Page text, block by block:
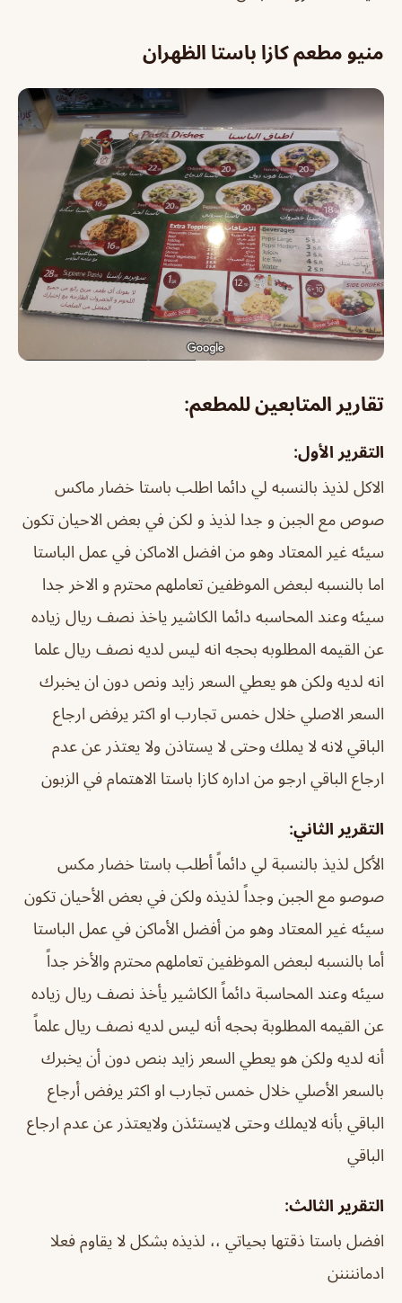
منيو مطعم كازا باستا الظهران
تقارير المتابعين للمطعم:
التقرير الأول:
الاكل لذيذ بالنسبه لي دائما اطلب باستا خضار ماكس
صوص مع الجبن و جدا لذيذ و لكن في بعض الاحيان تكون
سيئه غير المعتاد وهو من افضل الاماكن في عمل الباستا
اما بالنسبه لبعض الموظفين تعاملهم محترم و الاخر جدا
سيئه وعند المحاسبه دائما الكاشير ياخذ نصف ريال زياده
عن القيمه المطلوبه بحجه انه ليس لديه نصف ريال علما
انه لديه ولكن هو يعطي السعر زايد ونص دون ان يخبرك
السعر الاصلي خلال خمس تجارب او اكثر يرفض ارجاع
الباقي لانه لا يملك وحتى لا يستاذن ولا يعتذر عن عدم
ارجاع الباقي ارجو من اداره كازا باستا الاهتمام في الزبون
التقرير الثاني:
الأكل لذيذ بالنسبة لي دائماً أطلب باستا خضار مكس
صوصو مع الجبن وجداً لذيذه ولكن في بعض الأحيان تكون
سيئه غير المعتاد وهو من أفضل الأماكن في عمل الباستا
أما بالنسبه لبعض الموظفين تعاملهم محترم والأخر جداً
سيئه وعند المحاسبة دائماً الكاشير يأخذ نصف ريال زياده
عن القيمه المطلوبة بحجه أنه ليس لديه نصف ريال علماً
أنه لديه ولكن هو يعطي السعر زايد بنص دون أن يخبرك
بالسعر الأصلي خلال خمس تجارب او اكثر يرفض أرجاع
الباقي بأنه لايملك وحتى لايستئذن ولايعتذر عن عدم ارجاع
الباقي
التقرير الثالث:
افضل باستا ذقتها بحياتي ،، لذيذه بشكل لا يقاوم فعلا
ادماننننن